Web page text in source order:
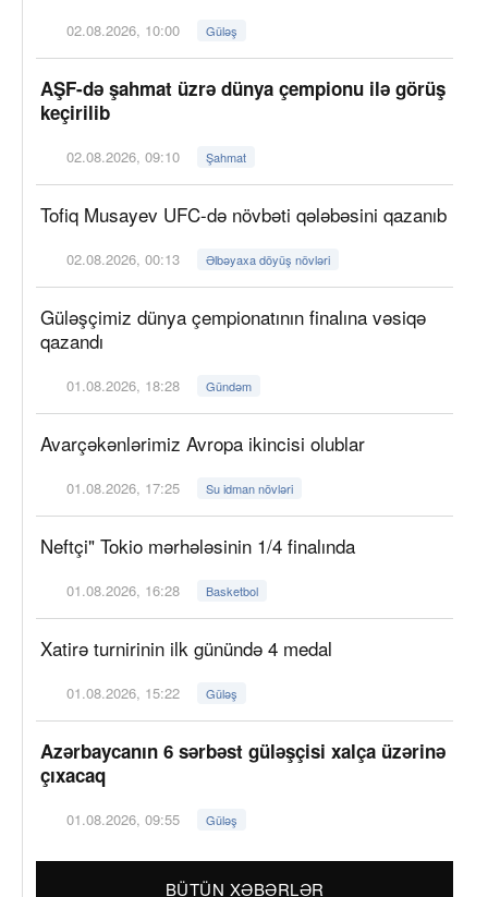
02.08.2026, 10:00 Güləş
AŞF-də şahmat üzrə dünya çempionu ilə görüş
keçirilib
02.08.2026, 09:10 Şahmat
Tofiq Musayev UFC-də növbəti qələbəsini qazanıb
02.08.2026, 00:13 Əlbəyaxa döyüş növləri
Güləşçimiz dünya çempionatının finalına vəsiqə
qazandı
01.08.2026, 18:28 Gündəm
Avarçəkənlərimiz Avropa ikincisi olublar
01.08.2026, 17:25 Su idman növləri
Neftçi" Tokio mərhələsinin 1/4 finalında
01.08.2026, 16:28 Basketbol
Xatirə turnirinin ilk günündə 4 medal
01.08.2026, 15:22 Güləş
Azərbaycanın 6 sərbəst güləşçisi xalça üzərinə
çıxacaq
01.08.2026, 09:55 Güləş
BÜTÜN XƏBƏRLƏR